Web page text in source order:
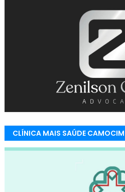
CLÍNICA MAIS SAÚDE CAMOCIM